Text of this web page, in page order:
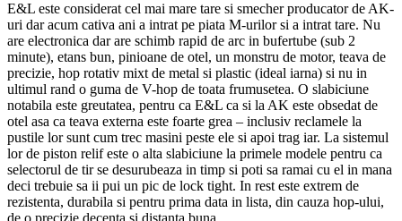
E&L este considerat cel mai mare tare si smecher producator de AK-
uri dar acum cativa ani a intrat pe piata M-urilor si a intrat tare. Nu
are electronica dar are schimb rapid de arc in bufertube (sub 2
minute), etans bun, pinioane de otel, un monstru de motor, teava de
precizie, hop rotativ mixt de metal si plastic (ideal iarna) si nu in
ultimul rand o guma de V-hop de toata frumusetea. O slabiciune
notabila este greutatea, pentru ca E&L ca si la AK este obsedat de
otel asa ca teava externa este foarte grea – inclusiv reclamele la
pustile lor sunt cum trec masini peste ele si apoi trag iar. La sistemul
lor de piston relif este o alta slabiciune la primele modele pentru ca
selectorul de tir se desurubeaza in timp si poti sa ramai cu el in mana
deci trebuie sa ii pui un pic de lock tight. In rest este extrem de
rezistenta, durabila si pentru prima data in lista, din cauza hop-ului,